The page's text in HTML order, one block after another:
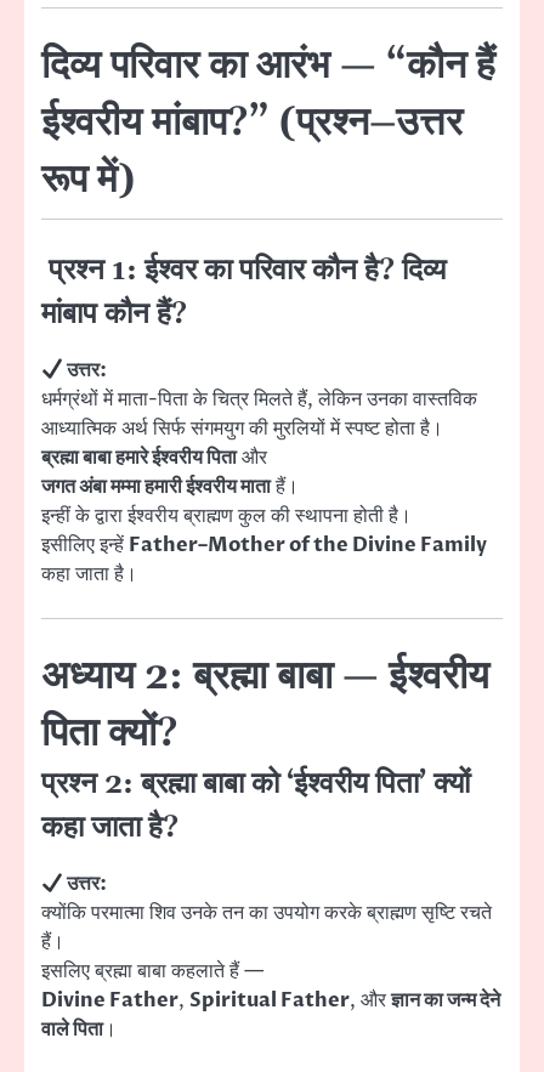
दिव्य परिवार का आरंभ — “कौन हैं
ईश्वरीय मांबाप?” (प्रश्न–उत्तर
रूप में)
प्रश्न 1: ईश्वर का परिवार कौन है? दिव्य
मांबाप कौन हैं?
उत्तर:
धर्मग्रंथों में माता-पिता के चित्र मिलते हैं, लेकिन उनका वास्तविक
आध्यात्मिक अर्थ सिर्फ संगमयुग की मुरलियों में स्पष्ट होता है।
ब्रह्मा बाबा हमारे ईश्वरीय पिताऔर
जगत अंबा मम्मा हमारी ईश्वरीय माताहैं।
इन्हीं के द्वारा ईश्वरीय ब्राह्मण कुल की स्थापना होती है।
इसीलिए इन्हें Father–Mother of the Divine Family
कहा जाता है।
अध्याय 2: ब्रह्मा बाबा — ईश्वरीय
पिता क्यों?
प्रश्न 2: ब्रह्मा बाबा को ‘ईश्वरीय पिता’ क्यों
कहा जाता है?
उत्तर:
क्योंकि परमात्मा शिव उनके तन का उपयोग करके ब्राह्मण सृष्टि रचते
हैं।
इसलिए ब्रह्मा बाबा कहलाते हैं —
Divine Father, Spiritual Father, औरज्ञान का जन्म देने
वाले पिता।